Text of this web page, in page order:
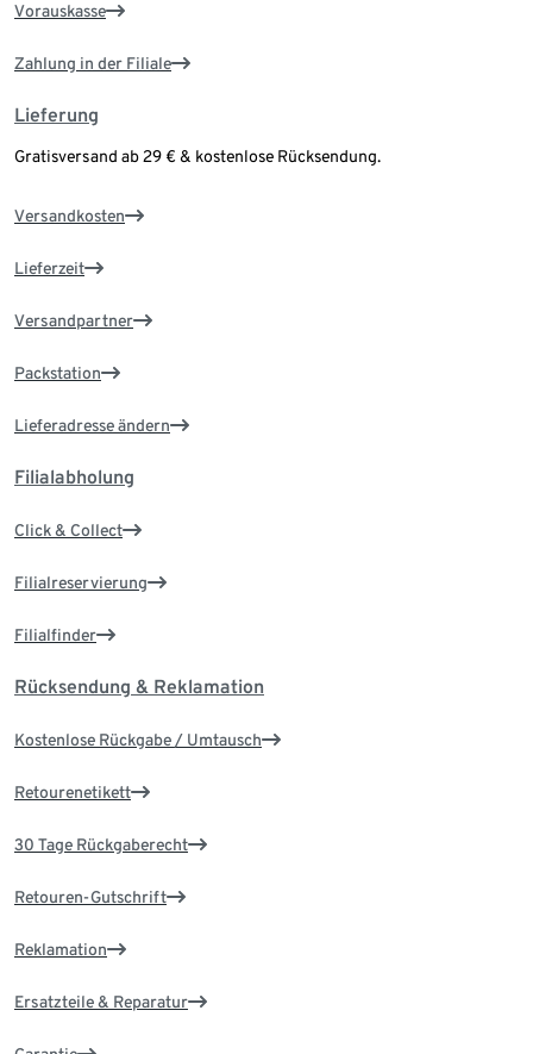
Vorauskasse
Zahlung in der Filiale
Lieferung
Gratisversand ab 29 € & kostenlose Rücksendung.
Versandkosten
Lieferzeit
Versandpartner
Packstation
Lieferadresse ändern
Filialabholung
Click & Collect
Filialreservierung
Filialfinder
Rücksendung & Reklamation
Kostenlose Rückgabe / Umtausch
Retourenetikett
30 Tage Rückgaberecht
Retouren-Gutschrift
Reklamation
Ersatzteile & Reparatur